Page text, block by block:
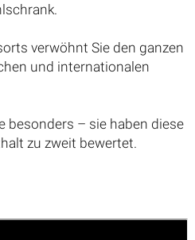
verwöhnt Sie den ganzen
und internationalen
besonders – sie haben diese
zu zweit bewertet.